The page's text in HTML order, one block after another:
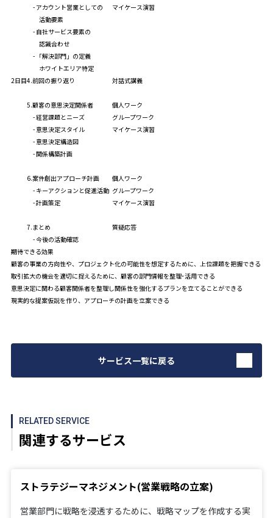
- アカウント営業としての
活動要素
- 自社サービス要素の
認識合わせ
- 「解決部門」の定義
ホワイトエリア特定
マイケース演習
2日目4.前回の振り返り
5.顧客の意思決定関係者
- 経営課題とニーズ
- 意思決定スタイル
- 意思決定構造図
- 関係構築計画
6.案件創出アプローチ計画
- キーアクションと促進活動
- 計画策定
7.まとめ
- 今後の活動確認
対話式講義
個人ワーク
グループワーク
マイケース演習
個人ワーク
グループワーク
マイケース演習
質疑応答
期待できる効果
顧客の事業の方向性や、プロジェクト化の可能性を想定するために、上位課題を把握できる
取引拡大の機会を適切に捉えるために、顧客の部門情報を整理･活用できる
意思決定に関わる顧客関係者を整理し関係性を強化するプランを立てることができる
現実的な提案仮説を作り、アプローチの計画を立案できる
サービス一覧に戻る
RELATED SERVICE
関連するサービス
ストラテジーマネジメント(営業戦略の立案)
営業部門に戦略を浸透するために、戦略マップを作成する実